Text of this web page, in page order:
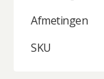
Afmetingen
SKU